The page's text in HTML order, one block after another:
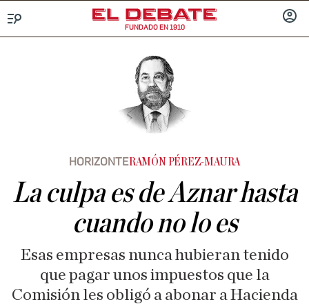
FUNDADO EN 1910
HORIZONTERAMÓN PÉREZ-MAURA
La culpa es de Aznar hasta
cuando no lo es
Esas empresas nunca hubieran tenido
que pagar unos impuestos que la
Comisión les obligó a abonar a Hacienda